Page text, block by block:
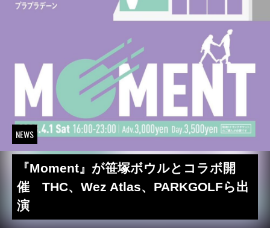
NEWS
『Moment』が笹塚ボウルとコラボ開
催 THC、Wez Atlas、PARKGOLFら出
演